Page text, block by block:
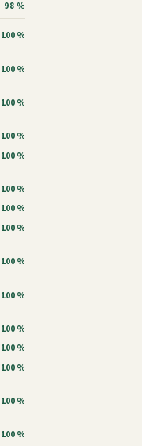
98 %
100 %
100 %
100 %
100 %
100 %
100 %
100 %
100 %
100 %
100 %
100 %
100 %
100 %
100 %
100 %